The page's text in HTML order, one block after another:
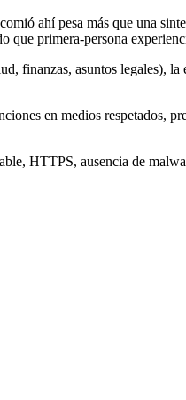
ahí pesa más que una
que primera-persona
finanzas, asuntos legales), la
en medios respetados,
HTTPS, ausencia de